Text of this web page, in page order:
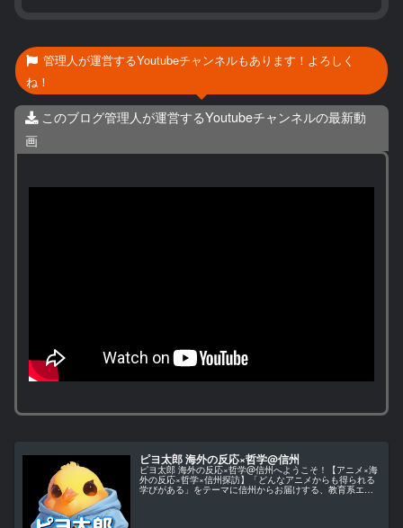
管理人が運営するYoutubeチャンネルもあります！よろしく
ね！
このブログ管理人が運営するYoutubeチャンネルの最新動
画
ピヨ太郎 海外の反応×哲学@信州
ピヨ太郎 海外の反応×哲学@信州へようこそ！【アニメ×海
外の反応×哲学×信州探訪】「どんなアニメからも得られる
学びがある」をテーマに信州からお届けする、教育系エン